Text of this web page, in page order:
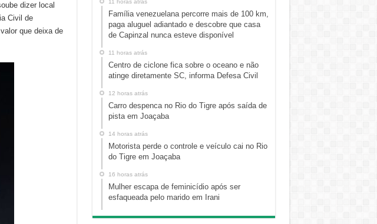
dizer local
Civil de
que deixa de
11 horas atrás
Família venezuelana percorre mais de 100 km,
paga aluguel adiantado e descobre que casa
de Capinzal nunca esteve disponível
11 horas atrás
Centro de ciclone fica sobre o oceano e não
atinge diretamente SC, informa Defesa Civil
12 horas atrás
Carro despenca no Rio do Tigre após saída de
pista em Joaçaba
14 horas atrás
Motorista perde o controle e veículo cai no Rio
do Tigre em Joaçaba
16 horas atrás
Mulher escapa de feminicídio após ser
esfaqueada pelo marido em Irani